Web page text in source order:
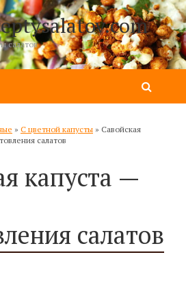
салатов
» С цветной капусты » Савойская
салатов
капуста —
салатов